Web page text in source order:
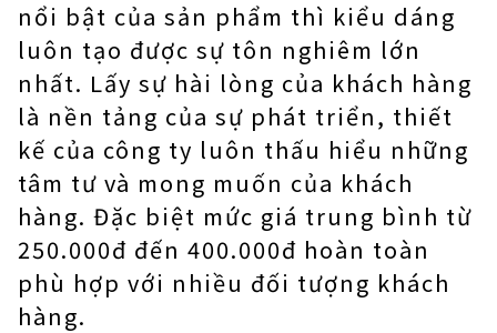
nổi bật của sản phẩm thì kiểu dáng
luôn tạo được sự tôn nghiêm lớn
nhất. Lấy sự hài lòng của khách hàng
là nền tảng của sự phát triển, thiết
kế của công ty luôn thấu hiểu những
tâm tư và mong muốn của khách
hàng. Đặc biệt mức giá trung bình từ
250.000đ đến 400.000đ hoàn toàn
phù hợp với nhiều đối tượng khách
hàng.